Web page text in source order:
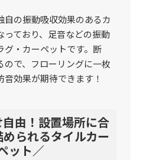
自の振動吸収効果のあるカ
っており、足音などの振動
グ・カーペットです。断
ので、フローリングに一枚
効果が期待できます！
由！設置場所に合
られるタイルカー
ット／